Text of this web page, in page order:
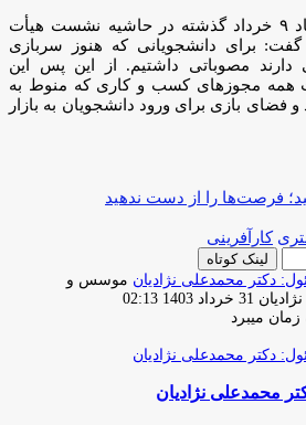
وزیر اقتصاد ۹ خرداد گذشته در حاشیه نشست هیأت
برای دانشجویانی که هنوز سربازی
دارند مصوباتی داشتیم. از این پس این
همه مجوزهای کسب و کاری که منوط به
فضای بازی برای ورود دانشجویان به بازار
فرصت‌ها را از دست ندهید
کارآفرینی
لینک کوتاه
موسس و
ارسال
ایمیل
31 خرداد 1403 02:13
محمدعلی نژادیان